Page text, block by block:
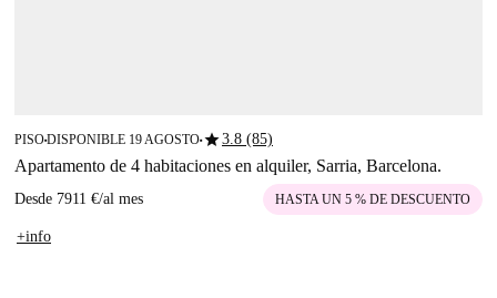
PISO■DISPONIBLE 19 AGOSTO■star3.8 (85)
Apartamento de 4 habitaciones en alquiler, Sarria, Barcelona.
Desde 7911 €/al mes HASTA UN 5 % DE DESCUENTO
+info